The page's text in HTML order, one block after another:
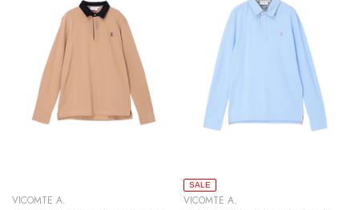
VICOMTE A.
SALE
VICOMTE A.